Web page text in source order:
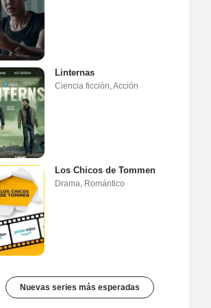
Linternas
Ciencia ficción,Acción
Los Chicos de Tommen
Drama, Romántico
Nuevas series más esperadas